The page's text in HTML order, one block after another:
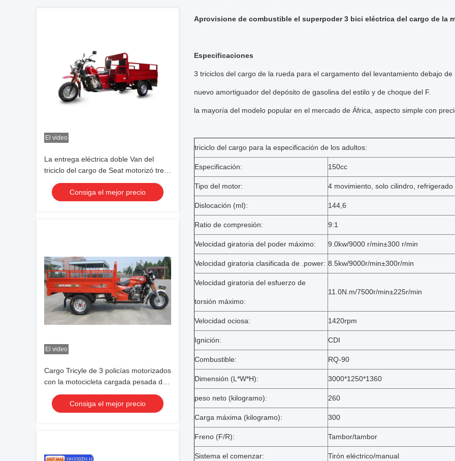
El video
La entrega eléctrica doble Van del
triciclo del cargo de Seat motorizó tres
rodados
Consiga el mejor precio
El video
Cargo Tricyle de 3 policías motorizados
con la motocicleta cargada pesada del
cargo de la caja 150cc del cargo
Consiga el mejor precio
Aprovisione de combustible el superpoder 3 bici eléctrica del cargo de la
Especificaciones
3 triciclos del cargo de la rueda para el cargamento del levantamiento debajo
nuevo amortiguador del depósito de gasolina del estilo y de choque del F.
la mayoría del modelo popular en el mercado de África, aspecto simple con
triciclo del cargo para la especificación de los adultos:
Especificación: 150cc
Tipo del motor: 4 movimiento, solo cilindro, refrigerado
Dislocación (ml): 144,6
Ratio de compresión: 9:1
Velocidad giratoria del poder máximo: 9.0kw/9000 r/min±300 r/min
Velocidad giratoria clasificada de .power: 8.5kw/9000r/min±300r/min
Velocidad giratoria del esfuerzo de
torsión máximo:
11.0N.m/7500r/min±225r/min
Velocidad ociosa: 1420rpm
Ignición: CDI
Combustible: RQ-90
Dimensión (L*W*H): 3000*1250*1360
peso neto (kilogramo): 260
Carga máxima (kilogramo): 300
Freno (F/R): Tambor/tambor
Sistema el comenzar: Tirón eléctrico/manual